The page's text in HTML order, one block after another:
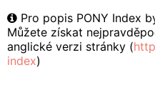
Pro popis PONY Index
Můžete získat
anglické verzi stránky (
index)